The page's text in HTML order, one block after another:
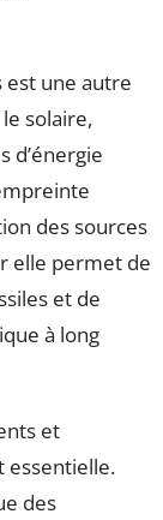
est une autre
solaire,
d’énergie
des sources
elle permet de
et de
à long
et
essentielle.
des